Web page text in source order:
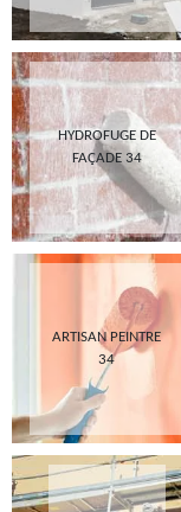
HYDROFUGE DE
FAÇADE 34
ARTISAN PEINTRE
34